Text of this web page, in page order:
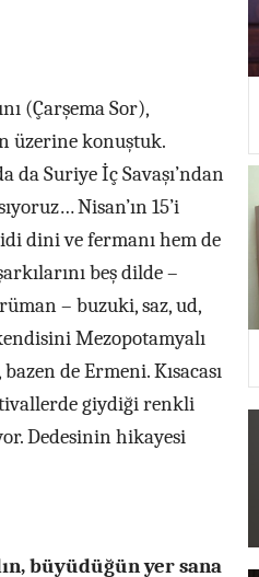
(Çarşema Sor),
üzerine konuştuk.
da Suriye İç Savaşı’ndan
Nisan’ın 15’i
dini ve fermanı hem de
beş dilde –
– buzuki, saz, ud,
Mezopotamyalı
de Ermeni. Kısacası
giydiği renkli
Dedesinin hikayesi
büyüdüğün yer sana